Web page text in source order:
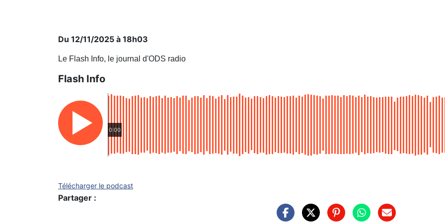
Du 12/11/2025 à 18h03
Le Flash Info, le journal d'ODS radio
Flash Info
0:00
Télécharger le podcast
Partager :